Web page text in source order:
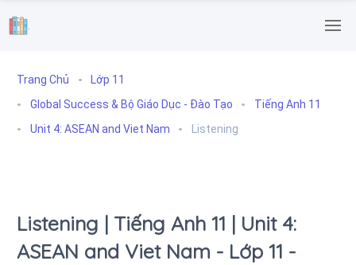
.
Trang Chủ
Lớp 11
Global Success & Bộ Giáo Dục - Đào Tạo
Tiếng Anh 11
Unit 4: ASEAN and Viet Nam
Listening
Listening | Tiếng Anh 11 | Unit 4:
ASEAN and Viet Nam - Lớp 11 -